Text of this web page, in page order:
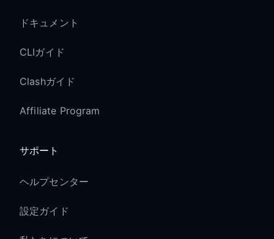
ドキュメント
CLIガイド
Clashガイド
Affiliate Program
サポート
ヘルプセンター
設定ガイド